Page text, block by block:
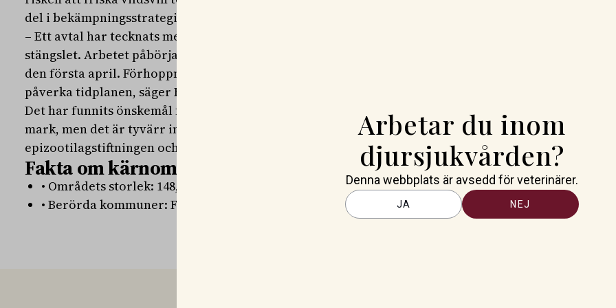
del i bekämpningsstrategin och har varit en effektiv smittskyddsåtgärd.
– Ett avtal har tecknats med en entreprenör som kommer att montera ned
stängslet. Arbetet påbörjas under december månad och ska vara klart senast
den första april. Förhoppningsvis tidigare än så, men väderlek och annat kan
påverka tidplanen, säger Erik Pettersson, på Jordbruksverket.
Det har funnits önskemål från markägare om att få ha kvar stängslet på sin
mark, men det är tyvärr inte möjligt eftersom stängslet sattes upp med stöd av
epizootilagstiftningen och det stödet finns inte längre kvar.
Fakta om kärnområdet som stängslades in
• Områdets storlek: 148,33 km²
• Berörda kommuner: Fagersta kommun, Norbergs kommun
Arbetar du inom
djursjukvården?
Denna webbplats är avsedd för veterinärer.
JA NEJ